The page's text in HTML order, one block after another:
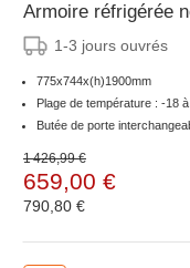
Armoire réfrigérée
1-3 jours ouvrés
775x744x(h)1900mm
Plage de température : -18
Butée de porte
1 426,99 €
659,00 €
790,80 €